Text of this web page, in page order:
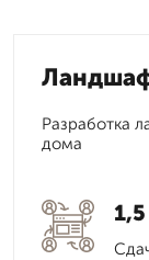
Разработка
дома